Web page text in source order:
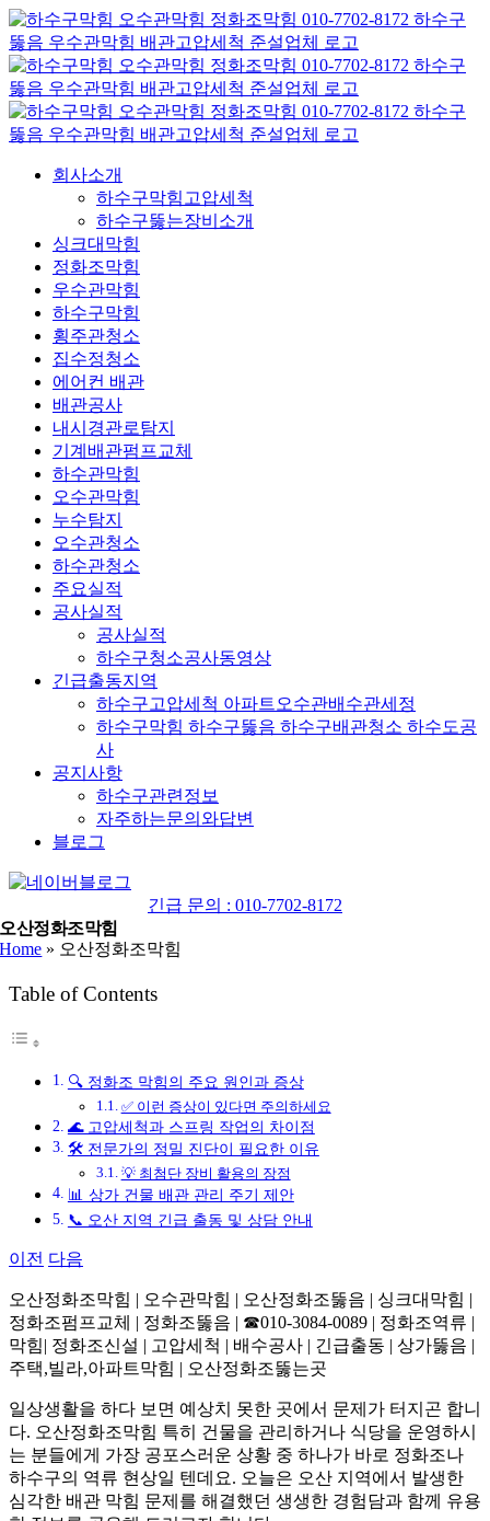
콘
텐
츠
로
건
너
회사소개
하수구막힘고압세척
하수구뚫는장비소개
싱크대막힘
정화조막힘
우수관막힘
하수구막힘
횡주관청소
집수정청소
에어컨 배관
배관공사
내시경관로탐지
기계배관펌프교체
하수관막힘
오수관막힘
누수탐지
오수관청소
하수관청소
주요실적
공사실적
공사실적
하수구청소공사동영상
긴급출동지역
하수구고압세척 아파트오수관배수관세정
하수구막힘 하수구뚫음 하수구배관청소 하수도공
사
공지사항
하수구관련정보
자주하는문의와답변
블로그
네
버
블
그
긴급 문의 : 010-7702-8172
오산정화조막힘
Home » 오산정화조막힘
Table of Contents
🔍 정화조 막힘의 주요 원인과 증상
✅ 이런 증상이 있다면 주의하세요
🌊 고압세척과 스프링 작업의 차이점
🛠️ 전문가의 정밀 진단이 필요한 이유
💡 최첨단 장비 활용의 장점
📊 상가 건물 배관 관리 주기 제안
📞 오산 지역 긴급 출동 및 상담 안내
이전 다음
오산정화조막힘 | 오수관막힘 | 오산정화조뚫음 | 싱크대막힘 |
정화조펌프교체 | 정화조뚫음 | ☎010-3084-0089 | 정화조역류 |
막힘| 정화조신설 | 고압세척 | 배수공사 | 긴급출동 | 상가뚫음 |
주택,빌라,아파트막힘 | 오산정화조뚫는곳
일상생활을 하다 보면 예상치 못한 곳에서 문제가 터지곤 합니
다. 오산정화조막힘 특히 건물을 관리하거나 식당을 운영하시
는 분들에게 가장 공포스러운 상황 중 하나가 바로 정화조나
하수구의 역류 현상일 텐데요. 오늘은 오산 지역에서 발생한
심각한 배관 막힘 문제를 해결했던 생생한 경험담과 함께 유용